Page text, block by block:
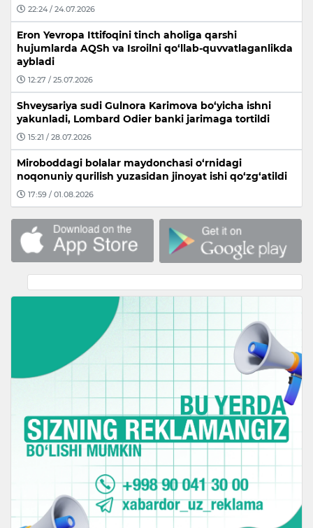
22:24 / 24.07.2026
Eron Yevropa Ittifoqini tinch aholiga qarshi
hujumlarda AQSh va Isroilni qo‘llab-quvvatlaganlikda
aybladi
12:27 / 25.07.2026
Shveysariya sudi Gulnora Karimova bo‘yicha ishni
yakunladi, Lombard Odier banki jarimaga tortildi
15:21 / 28.07.2026
Miroboddagi bolalar maydonchasi o‘rnidagi
noqonuniy qurilish yuzasidan jinoyat ishi qo‘zg‘atildi
17:59 / 01.08.2026